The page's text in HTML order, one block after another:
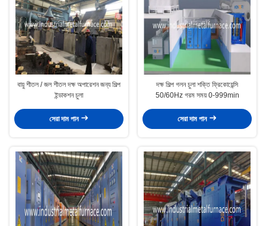
বায়ু শীতল / জল শীতল দক্ষ অপারেশন জন্য শিল্প
ইন্ডাকশন চুলা
সেরা দাম পান
দক্ষ শিল্প গলন চুলা শক্তি ফ্রিকোয়েন্সি
50/60Hz গরম সময় 0-999min
সেরা দাম পান